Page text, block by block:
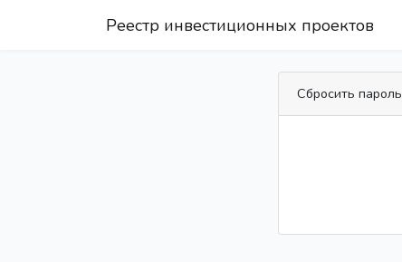
Реестр инвестиционных проектов
Сбросить пароль